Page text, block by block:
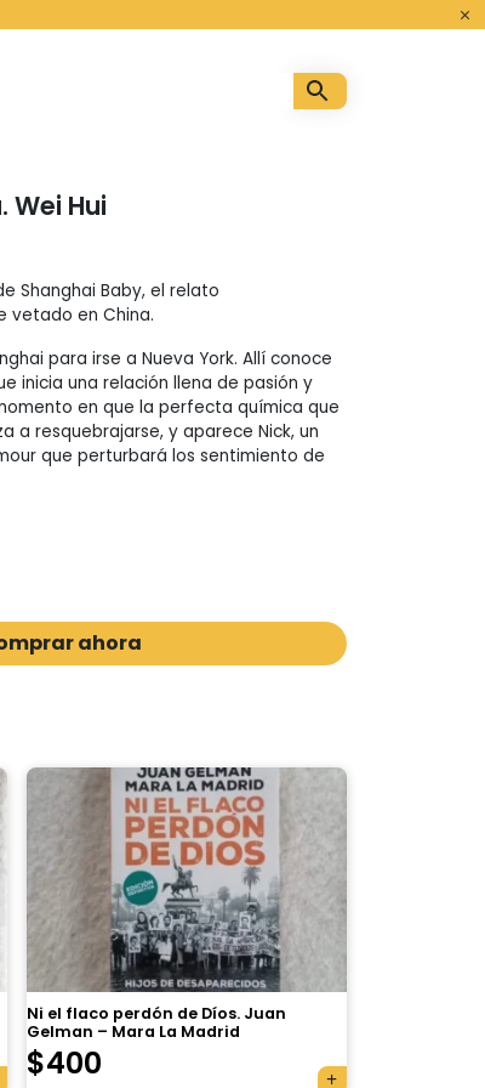
Wei Hui
Shanghai Baby, el relato
vetado en China.
para irse a Nueva York. Allí conoce
inicia una relación llena de pasión y
en que la perfecta química que
a resquebrajarse, y aparece Nick, un
que perturbará los sentimiento de
ahora
Ni el flaco perdón de Díos. Juan
Gelman – Mara La Madrid
$400